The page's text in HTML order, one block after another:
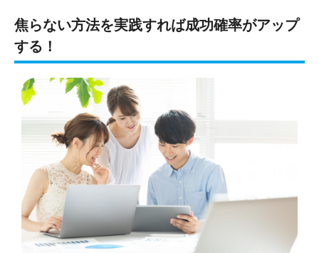
焦らない方法を実践すれば成功確率がアップ
する！